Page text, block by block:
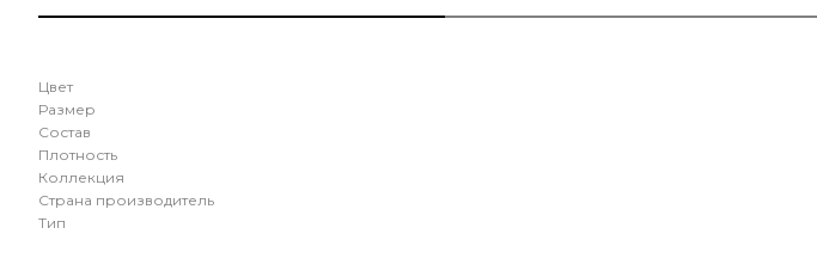
Цвет
Размер
Состав
Плотность
Коллекция
Страна производитель
Тип